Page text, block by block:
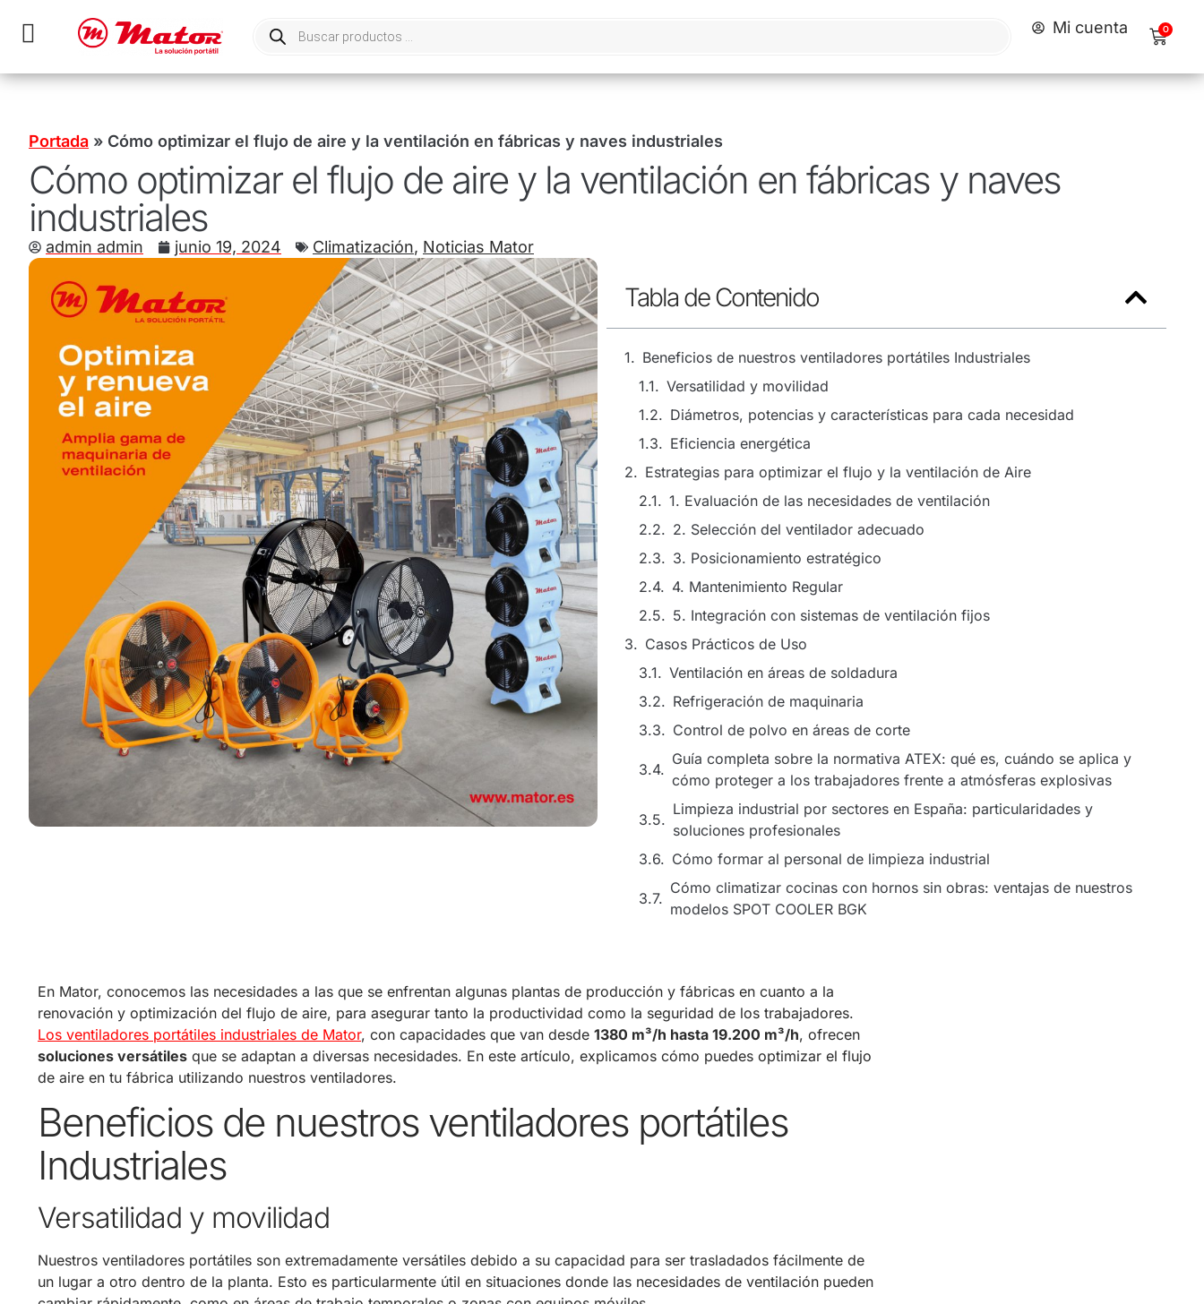
Mi cuenta 0
Portada » Cómo optimizar el flujo de aire y la ventilación en fábricas y naves industriales
Cómo optimizar el flujo de aire y la ventilación en fábricas y naves
industriales
admin admin junio 19, 2024 Climatización, Noticias Mator
Tabla de Contenido
Beneficios de nuestros ventiladores portátiles Industriales
Versatilidad y movilidad
Diámetros, potencias y características para cada necesidad
Eficiencia energética
Estrategias para optimizar el flujo y la ventilación de Aire
1. Evaluación de las necesidades de ventilación
2. Selección del ventilador adecuado
3. Posicionamiento estratégico
4. Mantenimiento Regular
5. Integración con sistemas de ventilación fijos
Casos Prácticos de Uso
Ventilación en áreas de soldadura
Refrigeración de maquinaria
Control de polvo en áreas de corte
Guía completa sobre la normativa ATEX: qué es, cuándo se aplica y
cómo proteger a los trabajadores frente a atmósferas explosivas
Limpieza industrial por sectores en España: particularidades y
soluciones profesionales
Cómo formar al personal de limpieza industrial
Cómo climatizar cocinas con hornos sin obras: ventajas de nuestros
modelos SPOT COOLER BGK
En Mator, conocemos las necesidades a las que se enfrentan algunas plantas de producción y fábricas en cuanto a la
renovación y optimización del flujo de aire, para asegurar tanto la productividad como la seguridad de los trabajadores.
Los ventiladores portátiles industriales de Mator, con capacidades que van desde 1380 m³/h hasta 19.200 m³/h, ofrecen
soluciones versátiles que se adaptan a diversas necesidades. En este artículo, explicamos cómo puedes optimizar el flujo
de aire en tu fábrica utilizando nuestros ventiladores.
Beneficios de nuestros ventiladores portátiles
Industriales
Versatilidad y movilidad
Nuestros ventiladores portátiles son extremadamente versátiles debido a su capacidad para ser trasladados fácilmente de
un lugar a otro dentro de la planta. Esto es particularmente útil en situaciones donde las necesidades de ventilación pueden